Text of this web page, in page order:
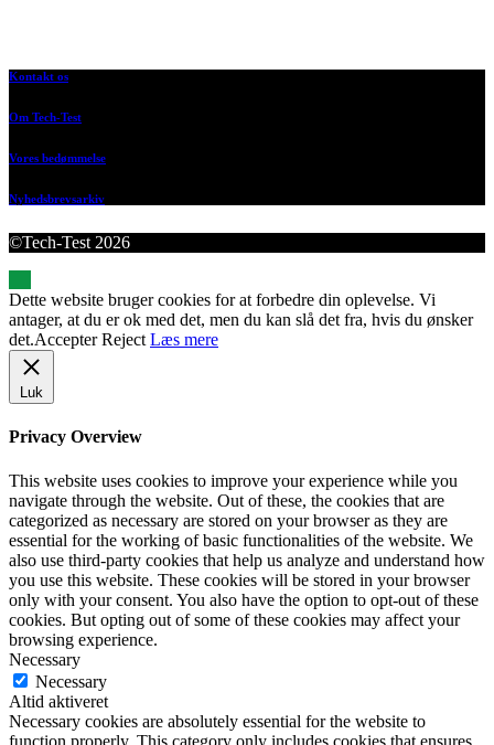
Kontakt os
Om Tech-Test
Vores bedømmelse
Nyhedsbrevsarkiv
©Tech-Test 2026
Dette website bruger cookies for at forbedre din oplevelse. Vi
antager, at du er ok med det, men du kan slå det fra, hvis du ønsker
det.Accepter Reject Læs mere
Luk
Privacy Overview
This website uses cookies to improve your experience while you
navigate through the website. Out of these, the cookies that are
categorized as necessary are stored on your browser as they are
essential for the working of basic functionalities of the website. We
also use third-party cookies that help us analyze and understand how
you use this website. These cookies will be stored in your browser
only with your consent. You also have the option to opt-out of these
cookies. But opting out of some of these cookies may affect your
browsing experience.
Necessary
Necessary
Altid aktiveret
Necessary cookies are absolutely essential for the website to
function properly. This category only includes cookies that ensures